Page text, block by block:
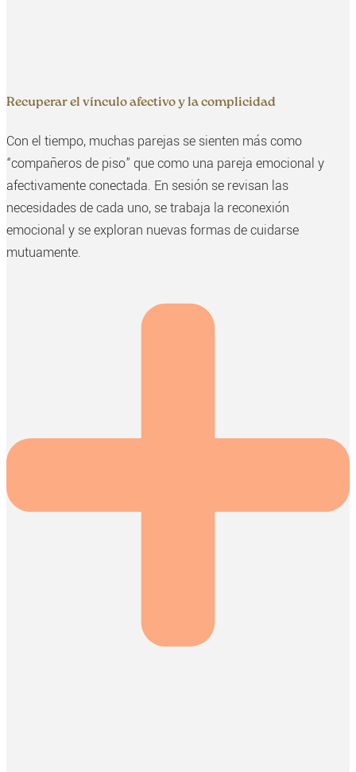
Recuperar el vínculo afectivo y la complicidad
Con el tiempo, muchas parejas se sienten más como
“compañeros de piso” que como una pareja emocional y
afectivamente conectada. En sesión se revisan las
necesidades de cada uno, se trabaja la reconexión
emocional y se exploran nuevas formas de cuidarse
mutuamente.